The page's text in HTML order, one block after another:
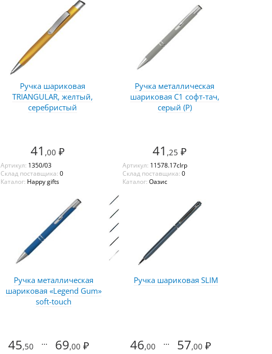
Ручка шариковая
TRIANGULAR, желтый,
серебристый
41 ,00 ₽
Артикул: 1350/03
Склад поставщика: 0
Каталог: Happy gifts
Ручка металлическая
шариковая C1 софт-тач,
серый (Р)
41 ,25 ₽
Артикул: 11578.17clrp
Склад поставщика: 0
Каталог: Оазис
Ручка металлическая
шариковая «Legend Gum»
soft-touch
45,50 ... 69,00 ₽
Ручка шариковая SLIM
46,00 ... 57,00 ₽